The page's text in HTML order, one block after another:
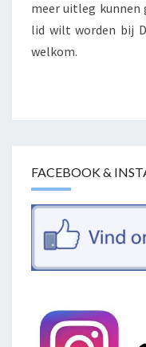
meer uitleg kunnen
lid wilt worden bij
welkom.
FACEBOOK &